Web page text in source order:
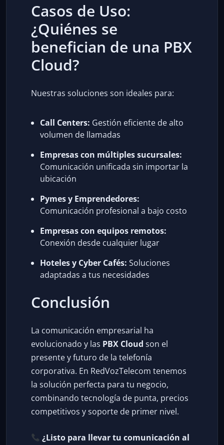
Casos de Uso:
¿Quiénes se
benefician de una PBX
Cloud?
Nuestras soluciones son ideales para:
Call Centers: Gestión eficiente de alto
volumen de llamadas
Empresas con múltiples sucursales:
Comunicación unificada sin importar la
ubicación
Pymes y Emprendedores:
Comunicación profesional a bajo costo
Empresas con equipos remotos:
Conexión desde cualquier lugar
Hoteles y Cyber Cafés: Soluciones
adaptadas a tus necesidades
Conclusión
La comunicación empresarial ha
evolucionado y las PBX Cloud son el
presente y futuro de la telefonía
corporativa. En RedVozTelecom tenemos
la solución perfecta para tu negocio,
combinando tecnología de punta, precios
competitivos y soporte de primer nivel.
¿Listo para llevar tu comunicación al